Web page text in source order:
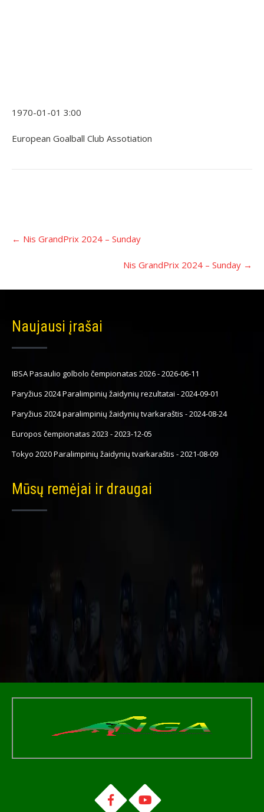
1970-01-01 3:00
European Goalball Club Assotiation
navigacija
← Nis GrandPrix 2024 – Sunday
Nis GrandPrix 2024 – Sunday →
Naujausi įrašai
IBSA Pasaulio golbolo čempionatas 2026-2026-06-11
Paryžius 2024 Paralimpinių žaidynių rezultatai -2024-09-01
Paryžius 2024 paralimpinių žaidynių tvarkaraštis -2024-08-24
Europos čempionatas 2023 -2023-12-05
Tokyo 2020 Paralimpinių žaidynių tvarkaraštis -2021-08-09
Mūsų remėjai ir draugai